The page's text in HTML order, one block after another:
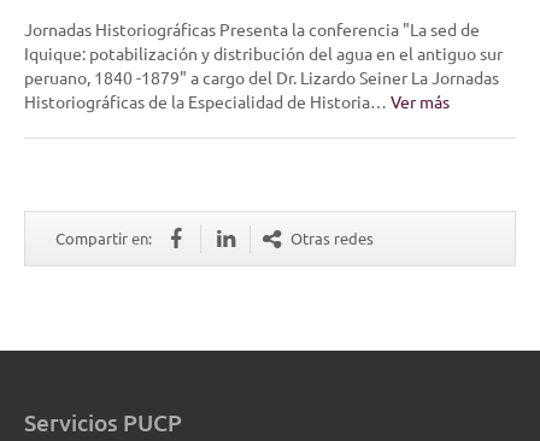
Jornadas Historiográficas Presenta la conferencia "La sed de
Iquique: potabilización y distribución del agua en el antiguo sur
peruano, 1840 -1879" a cargo del Dr. Lizardo Seiner La Jornadas
Historiográficas de la Especialidad de Historia… Ver más
Compartir en: Otras redes
Servicios PUCP